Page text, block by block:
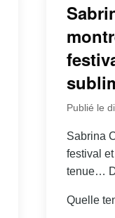
Publié le
Sabrina
festival
tenue…
Quelle